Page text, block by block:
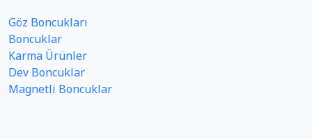
Göz Boncukları
Boncuklar
Karma Ürünler
Dev Boncuklar
Magnetli Boncuklar